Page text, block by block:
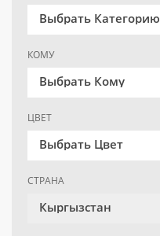
Выбрать Категорию
КОМУ
Выбрать Кому
ЦВЕТ
Выбрать Цвет
СТРАНА
Кыргызстан